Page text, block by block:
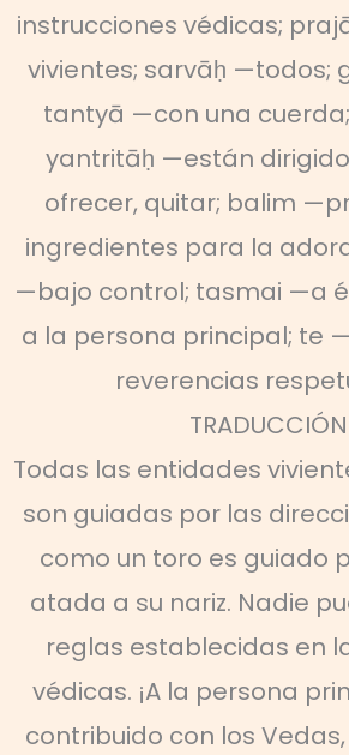
instrucciones védicas;
vivientes; sarvāḥ —todos;
tantyā —con una
yantritāḥ —están
ofrecer, quitar; balim
ingredientes para la
—bajo control; tasmai —a
a la persona principal; te
reverencias
TRADUCCIÓN
Todas las entidades
son guiadas por las
como un toro es guiado
atada a su nariz. Nadie
reglas establecidas en
védicas. ¡A la persona
contribuido con los